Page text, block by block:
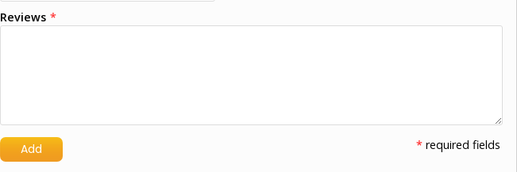
Reviews *
* required fields